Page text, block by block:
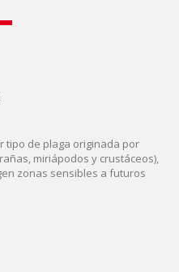
tipo de plaga originada por
miriápodos y crustáceos),
zonas sensibles a futuros